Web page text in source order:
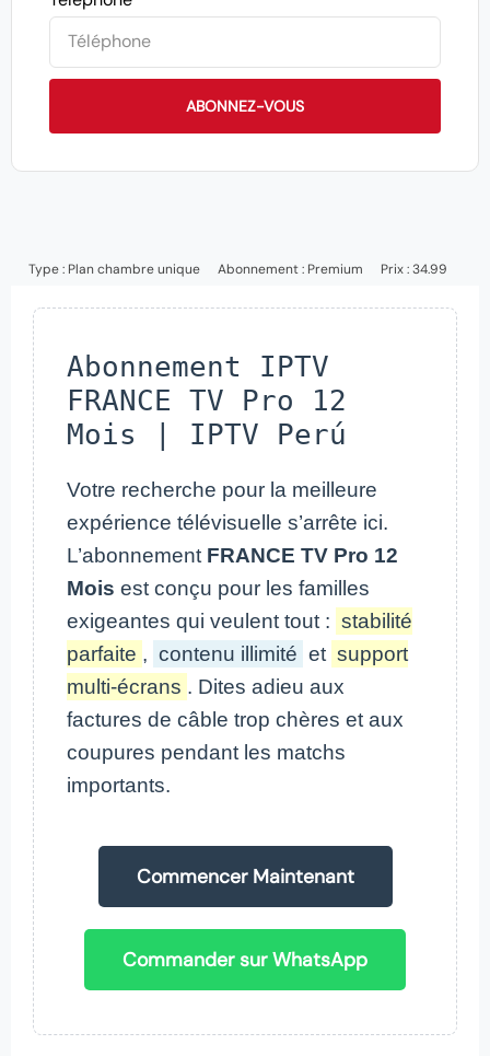
ABONNEZ-VOUS
Type : Plan chambre unique Abonnement : Premium Prix : 34.99
Abonnement IPTV
FRANCE TV Pro 12
Mois | IPTV Perú
Votre recherche pour la meilleure
expérience télévisuelle s’arrête ici.
L’abonnement FRANCE TV Pro 12
Mois est conçu pour les familles
exigeantes qui veulent tout : stabilité
parfaite , contenu illimité et support
multi-écrans . Dites adieu aux
factures de câble trop chères et aux
coupures pendant les matchs
importants.
Commencer Maintenant
Commander sur WhatsApp